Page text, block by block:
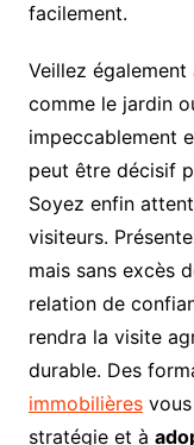
facilement.
Veillez également
comme le jardin
impeccablement
peut être décisif
Soyez enfin
visiteurs.
mais sans excès
relation de
rendra la visite
durable. Des
immobilièresvous
stratégie et à